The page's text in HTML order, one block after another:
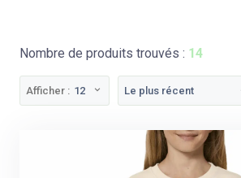
Nombre de produits trouvés : 14
Afficher : 12 Le plus récent